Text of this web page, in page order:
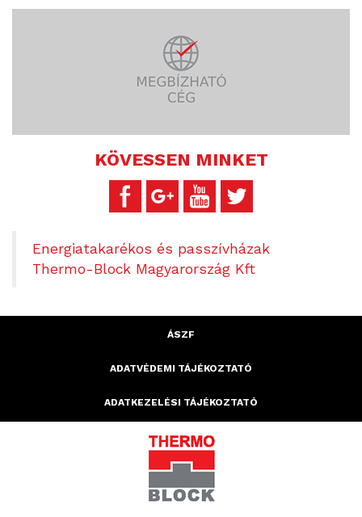
KÖVESSEN MINKET
Energiatakarékos és passzívházak
Thermo-Block Magyarország Kft
ÁSZF
ADATVÉDEMI TÁJÉKOZTATÓ
ADATKEZELÉSI TÁJÉKOZTATÓ